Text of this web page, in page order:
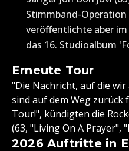
Stimmband-
veröffentlichte aber
das 16. Studioalbum
Erneute Tour
"Die Nachricht, auf die
sind auf dem Weg zurück
Tour!", kündigten die
(63, "Living On A Prayer",
2026 Auftritte in